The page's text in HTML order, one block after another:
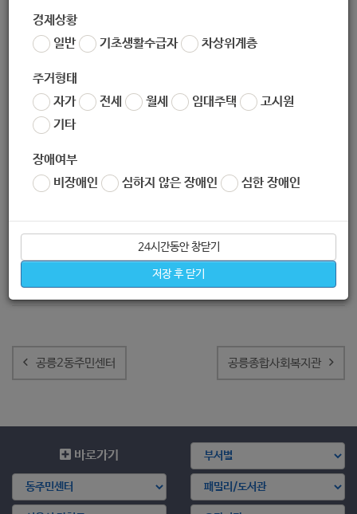
경제상황
일반
기초생활수급자 차상위계층
주거형태
자가
전세 월세 임대주택
고시원
기타
장애여부
비장애인
심하지 않은 장애인 심한 장애인
24시간동안 창닫기
저장 후 닫기
내
비 공릉2동주민센터 공릉종합사회복지관
바로가기